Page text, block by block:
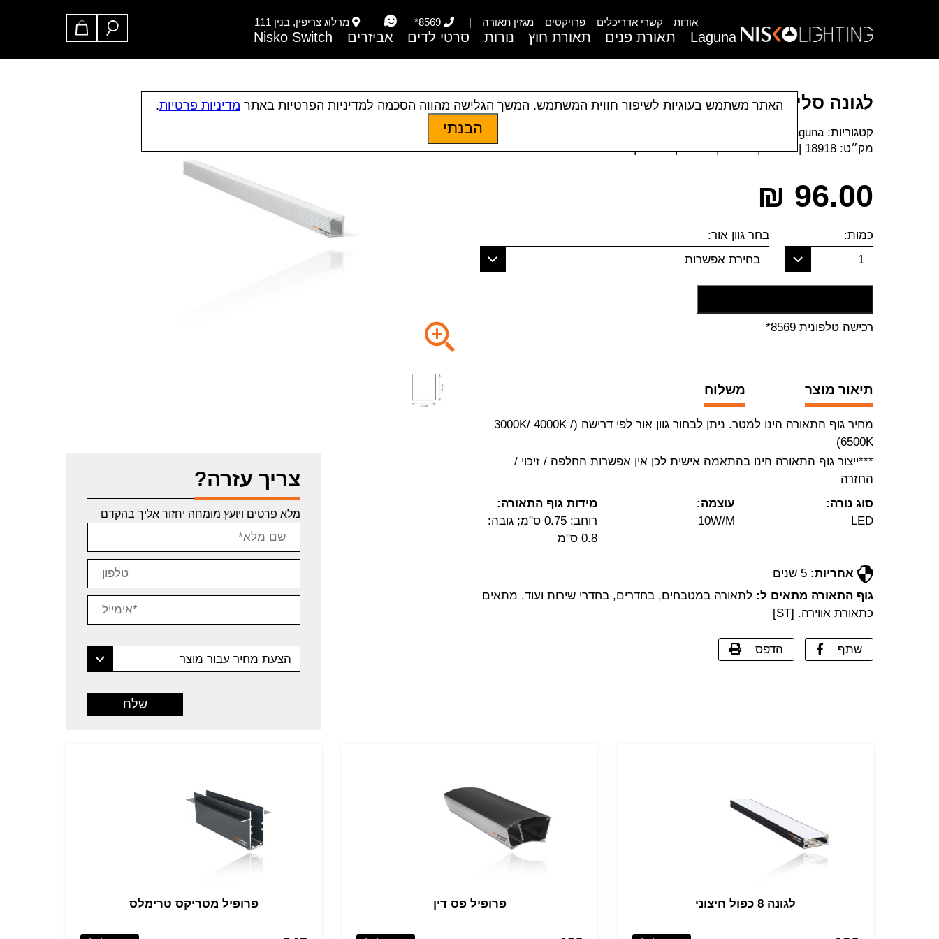
אודות קשרי אדריכלים פרויקטים מגזין תאורה |
8569* מרלוג צריפין, בנין 111
Laguna תאורת פנים תאורת חוץ נורות סרטי לדים אביזרים Nisko Switch
לגונה סלים חיצוני
קטגוריות:Laguna
מק״ט:18918 | 18919 | 18920 | 19976 | 19977 | 19978
96.00
₪
כמות:
1
בחר גוון אור:
בחירת אפשרות
רכישה טלפונית 8569*
תיאור מוצר משלוח
מחיר גוף התאורה הינו למטר. ניתן לבחור גוון אור לפי דרישה (3000K/ 4000K /
6500K)
***ייצור גוף התאורה הינו בהתאמה אישית לכן אין אפשרות החלפה / זיכוי /
החזרה
סוג נורה:
LED
עוצמה:
10W/M
מידות גוף התאורה:
רוחב: 0.75 ס"מ; גובה:
0.8 ס"מ
אחריות: 5 שנים
גוף התאורה מתאים ל:לתאורה במטבחים, בחדרים, בחדרי שירות ועוד. מתאים
כתאורת אווירה. [ST]
שתף הדפס
צריך עזרה?
מלא פרטים ויועץ מומחה יחזור אליך בהקדם
הצעת מחיר עבור מוצר
לגונה 8 כפול חיצוני פרופיל פס דין פרופיל מטריקס טרימלס
האתר משתמש בעוגיות לשיפור חווית המשתמש. המשך הגלישה מהווה הסכמה למדיניות הפרטיות באתר מדיניות פרטיות.
הבנתי